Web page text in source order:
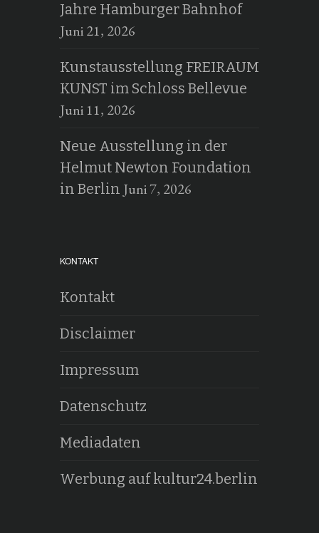
Jahre Hamburger Bahnhof
Juni 21, 2026
Kunstausstellung FREIRAUM
KUNST im Schloss Bellevue
Juni 11, 2026
Neue Ausstellung in der
Helmut Newton Foundation
in Berlin Juni 7, 2026
KONTAKT
Kontakt
Disclaimer
Impressum
Datenschutz
Mediadaten
Werbung auf kultur24.berlin